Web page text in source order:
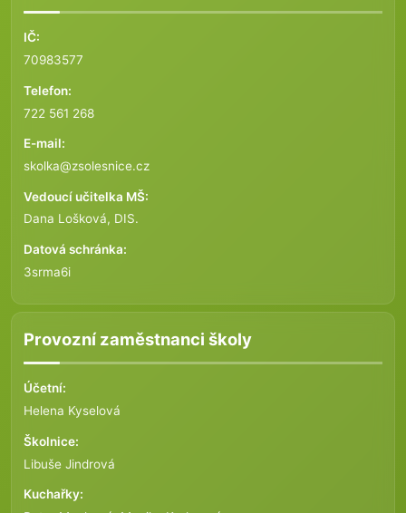
IČ:
70983577
Telefon:
722 561 268
E-mail:
skolka@zsolesnice.cz
Vedoucí učitelka MŠ:
Dana Lošková, DIS.
Datová schránka:
3srma6i
Provozní zaměstnanci školy
Účetní:
Helena Kyselová
Školnice:
Libuše Jindrová
Kuchařky: